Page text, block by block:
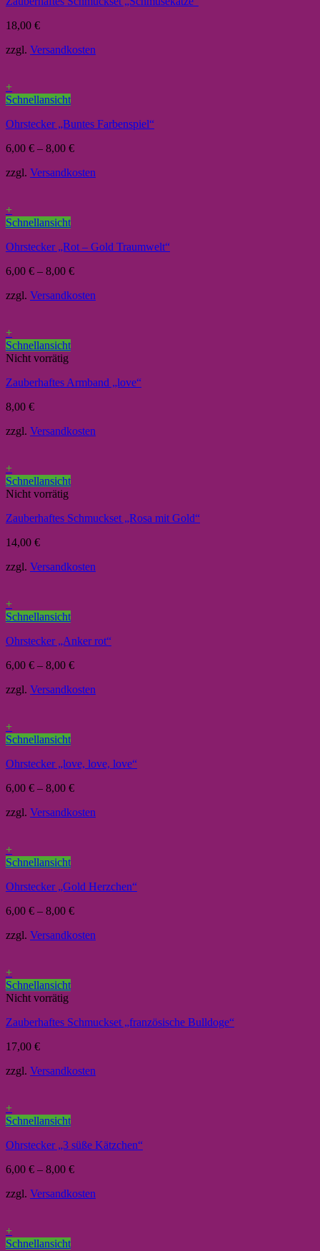
18,00 €
zzgl. Versandkosten
+
Schnellansicht
Ohrstecker „Buntes Farbenspiel“
6,00 € – 8,00 €
zzgl. Versandkosten
+
Schnellansicht
Ohrstecker „Rot – Gold Traumwelt“
6,00 € – 8,00 €
zzgl. Versandkosten
+
Schnellansicht
Nicht vorrätig
Zauberhaftes Armband „love“
8,00 €
zzgl. Versandkosten
+
Schnellansicht
Nicht vorrätig
Zauberhaftes Schmuckset „Rosa mit Gold“
14,00 €
zzgl. Versandkosten
+
Schnellansicht
Ohrstecker „Anker rot“
6,00 € – 8,00 €
zzgl. Versandkosten
+
Schnellansicht
Ohrstecker „love, love, love“
6,00 € – 8,00 €
zzgl. Versandkosten
+
Schnellansicht
Ohrstecker „Gold Herzchen“
6,00 € – 8,00 €
zzgl. Versandkosten
+
Schnellansicht
Nicht vorrätig
Zauberhaftes Schmuckset „französische Bulldoge“
17,00 €
zzgl. Versandkosten
+
Schnellansicht
Ohrstecker „3 süße Kätzchen“
6,00 € – 8,00 €
zzgl. Versandkosten
+
Schnellansicht